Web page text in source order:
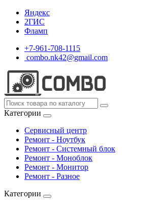
Яндекс
2ГИС
Фламп
+7-961-708-1115
combo.nk42@gmail.com
Категории
Сервисный центр
Ремонт - Ноутбук
Ремонт - Системный блок
Ремонт - Моноблок
Ремонт - Монитор
Ремонт - Разное
Категории